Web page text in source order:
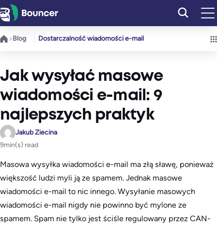
Przejdź
do
treści
Blog Dostarczalność wiadomości e-mail
Jak wysyłać masowe
wiadomości e-mail: 9
najlepszych praktyk
Jakub Ziecina
9min(s) read
Masowa wysyłka wiadomości e-mail ma złą sławę, ponieważ
większość ludzi myli ją ze spamem. Jednak masowe
wiadomości e-mail to nic innego. Wysyłanie masowych
wiadomości e-mail nigdy nie powinno być mylone ze
spamem. Spam nie tylko jest ściśle regulowany przez CAN-